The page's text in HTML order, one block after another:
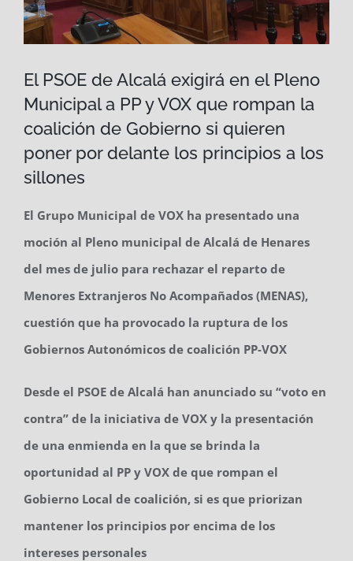
El PSOE de Alcalá exigirá en el Pleno
Municipal a PP y VOX que rompan la
coalición de Gobierno si quieren
poner por delante los principios a los
sillones
El Grupo Municipal de VOX ha presentado una
moción al Pleno municipal de Alcalá de Henares
del mes de julio para rechazar el reparto de
Menores Extranjeros No Acompañados (MENAS),
cuestión que ha provocado la ruptura de los
Gobiernos Autonómicos de coalición PP-VOX
Desde el PSOE de Alcalá han anunciado su “voto en
contra” de la iniciativa de VOX y la presentación
de una enmienda en la que se brinda la
oportunidad al PP y VOX de que rompan el
Gobierno Local de coalición, si es que priorizan
mantener los principios por encima de los
intereses personales